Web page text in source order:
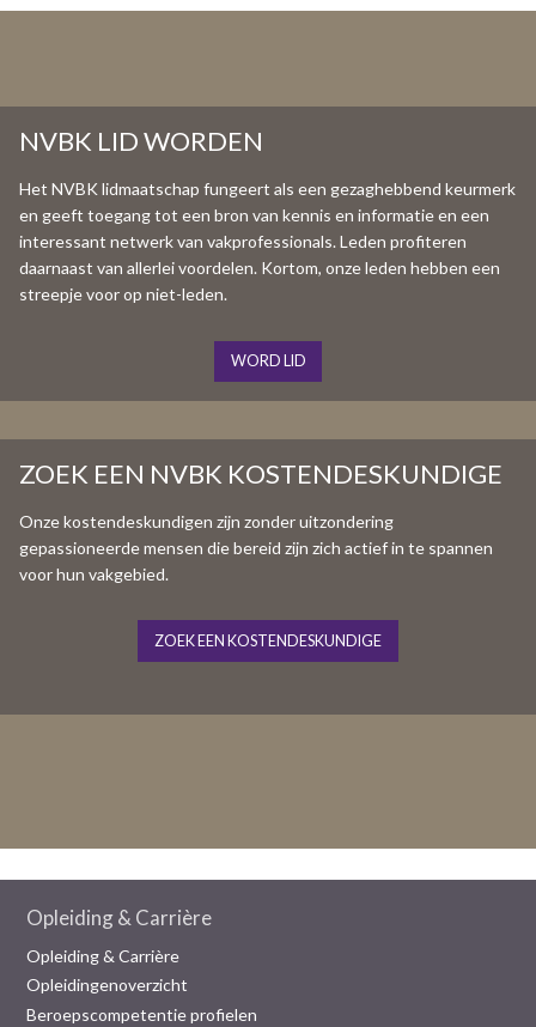
NVBK LID WORDEN
Het NVBK lidmaatschap fungeert als een gezaghebbend keurmerk
en geeft toegang tot een bron van kennis en informatie en een
interessant netwerk van vakprofessionals. Leden profiteren
daarnaast van allerlei voordelen. Kortom, onze leden hebben een
streepje voor op niet-leden.
WORD LID
ZOEK EEN NVBK KOSTENDESKUNDIGE
Onze kostendeskundigen zijn zonder uitzondering
gepassioneerde mensen die bereid zijn zich actief in te spannen
voor hun vakgebied.
ZOEK EEN KOSTENDESKUNDIGE
Opleiding & Carrière
Opleiding & Carrière
Opleidingenoverzicht
Beroepscompetentie profielen